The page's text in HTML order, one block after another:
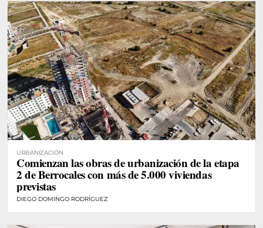
URBANIZACIÓN
Comienzan las obras de urbanización de la etapa
2 de Berrocales con más de 5.000 viviendas
previstas
DIEGO DOMINGO RODRÍGUEZ